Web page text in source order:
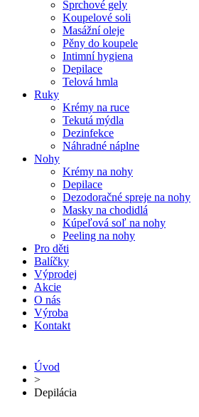
Sprchové gely
Koupelové soli
Masážní oleje
Pěny do koupele
Intimní hygiena
Depilace
Telová hmla
Ruky
Krémy na ruce
Tekutá mýdla
Dezinfekce
Náhradné náplne
Nohy
Krémy na nohy
Depilace
Dezodoračné spreje na nohy
Masky na chodidlá
Kúpeľová soľ na nohy
Peeling na nohy
Pro děti
Balíčky
Výprodej
Akcie
O nás
Výroba
Kontakt
Úvod
>
Depilácia